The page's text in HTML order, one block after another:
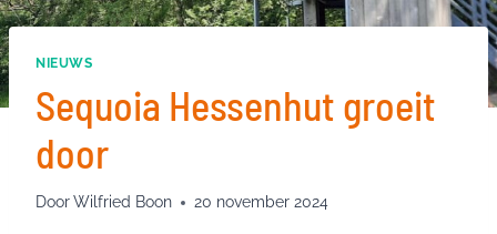
NIEUWS
Sequoia Hessenhut groeit
door
DoorWilfried Boon 20 november 2024